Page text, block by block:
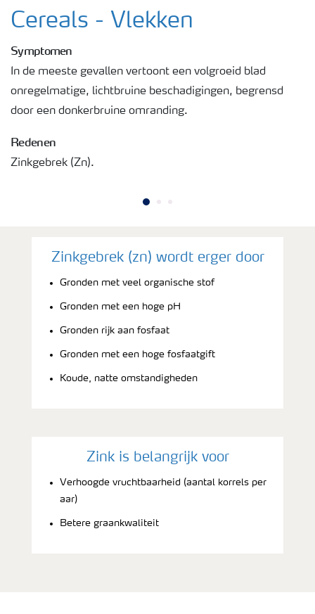
Cereals - Vlekken
Symptomen
In de meeste gevallen vertoont een volgroeid blad
onregelmatige, lichtbruine beschadigingen, begrensd
door een donkerbruine omranding.
Redenen
Zinkgebrek (Zn).
Zinkgebrek (zn) wordt erger door
Gronden met veel organische stof
Gronden met een hoge pH
Gronden rijk aan fosfaat
Gronden met een hoge fosfaatgift
Koude, natte omstandigheden
Zink is belangrijk voor
Verhoogde vruchtbaarheid (aantal korrels per
aar)
Betere graankwaliteit